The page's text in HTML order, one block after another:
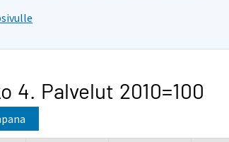
4. Palvelut 2010=100